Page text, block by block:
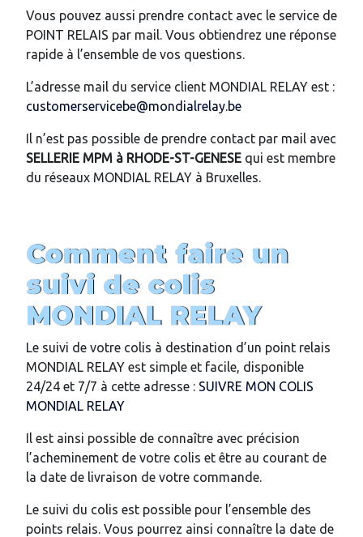
Vous pouvez aussi prendre contact avec le service de
POINT RELAIS par mail. Vous obtiendrez une réponse
rapide à l’ensemble de vos questions.
L’adresse mail du service client MONDIAL RELAY est :
customerservicebe@mondialrelay.be
Il n’est pas possible de prendre contact par mail avec
SELLERIE MPM à RHODE-ST-GENESE qui est membre
du réseaux MONDIAL RELAY à Bruxelles.
Comment faire un
suivi de colis
MONDIAL RELAY
Le suivi de votre colis à destination d’un point relais
MONDIAL RELAY est simple et facile, disponible
24/24 et 7/7 à cette adresse : SUIVRE MON COLIS
MONDIAL RELAY
Il est ainsi possible de connaître avec précision
l’acheminement de votre colis et être au courant de
la date de livraison de votre commande.
Le suivi du colis est possible pour l’ensemble des
points relais. Vous pourrez ainsi connaître la date de